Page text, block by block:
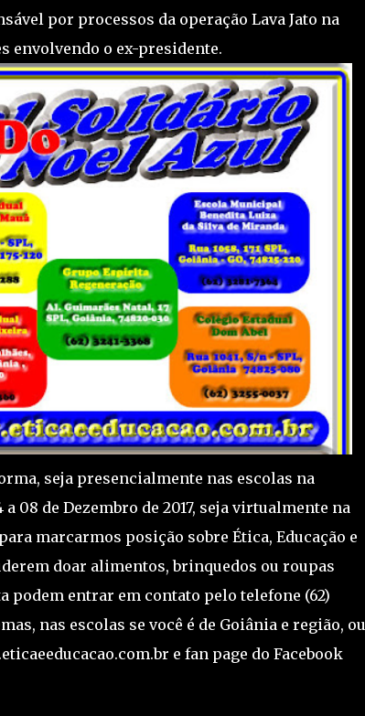
por processos da operação Lava Jato na
envolvendo o ex-presidente.
seja presencialmente nas escolas na
08 de Dezembro de 2017, seja virtualmente na
marcarmos posição sobre Ética, Educação e
doar alimentos, brinquedos ou roupas
podem entrar em contato pelo telefone (62)
nas escolas se você é de Goiânia e região, ou
e fan page do Facebook